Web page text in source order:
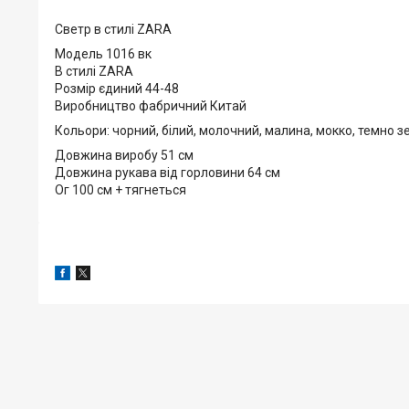
Светр в стилі ZARA
Модель 1016 вк
В стилі ZARA
Розмір єдиний 44-48
Виробництво фабричний Китай
Кольори: чорний, білий, молочний, малина, мокко, темно
Довжина виробу 51 см
Довжина рукава від горловини 64 см
Ог 100 см + тягнеться